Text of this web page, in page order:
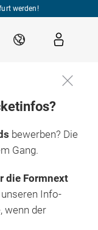
werden!
DE
bewerben? Die
Gang.
die Formnext
Info-
wenn der